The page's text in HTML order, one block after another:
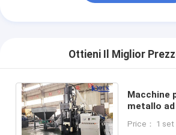
Ottieni Il Miglior
Macchine
metallo
Price： 1 set